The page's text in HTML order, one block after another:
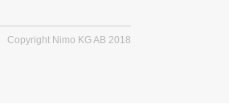
Copyright Nimo KG AB 2018